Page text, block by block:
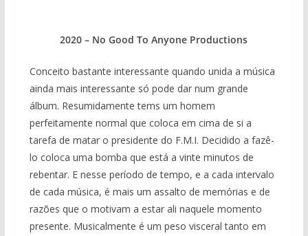
2020 – No Good To Anyone Productions
Conceito bastante interessante quando unida a música
ainda mais interessante só pode dar num grande
álbum. Resumidamente tems um homem
perfeitamente normal que coloca em cima de si a
tarefa de matar o presidente do F.M.I. Decidido a fazê-
lo coloca uma bomba que está a vinte minutos de
rebentar. E nesse período de tempo, e a cada intervalo
de cada música, é mais um assalto de memórias e de
razões que o motivam a estar ali naquele momento
presente. Musicalmente é um peso visceral tanto em